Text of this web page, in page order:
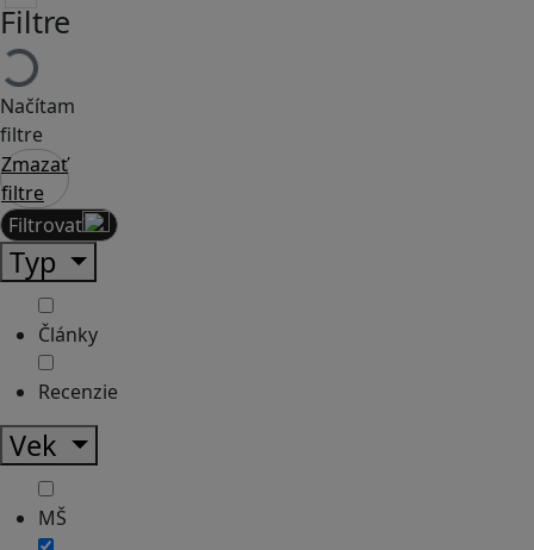
Filtre
Načítam
filtre
Zmazať
filtre
Filtrovať
Typ
Články
Recenzie
Vek
MŠ